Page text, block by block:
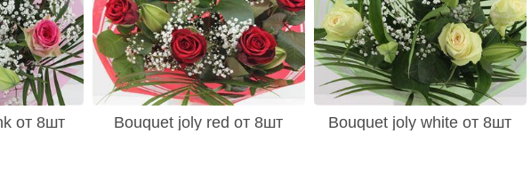
от 8шт Bouquet joly red от 8шт Bouquet joly white от 8шт